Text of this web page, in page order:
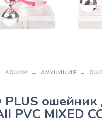
КОШКИ АМУНИЦИЯ
PLUS
PVC MIXED